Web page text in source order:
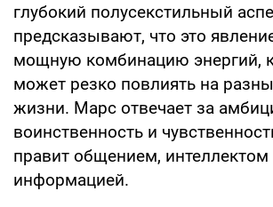
глубокий полусекстильный
предсказывают, что это
мощную комбинацию энергий,
может резко повлиять на
жизни. Марс отвечает за
воинственность и
правит общением,
информацией.